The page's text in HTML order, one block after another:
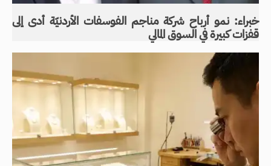
خبراء: نمو أرباح شركة مناجم الفوسفات الأردنيّة أدى إلى
قفزات كبيرة في السوق المالي